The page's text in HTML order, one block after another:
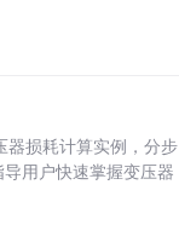
器损耗计算实例，分步
用户快速掌握变压器